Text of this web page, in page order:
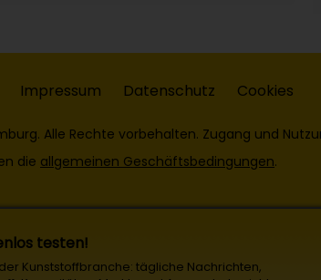
testen!
Kunststoffbranche: tägliche Nachrichten,
Impressum Datenschutz Cookies
Alle Rechte vorbehalten. Zugang und
die allgemeinen Geschäftsbedingungen.